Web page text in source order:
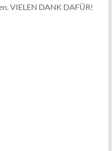
VIELEN DANK DAFÜR!